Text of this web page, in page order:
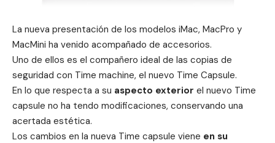
La nueva presentación de los modelos iMac, MacPro y
MacMini ha venido acompañado de accesorios.
Uno de ellos es el compañero ideal de las copias de
seguridad con Time machine, el nuevo Time Capsule.
En lo que respecta a su aspecto exterior el nuevo Time
capsule no ha tendo modificaciones, conservando una
acertada estética.
Los cambios en la nueva Time capsule viene en su